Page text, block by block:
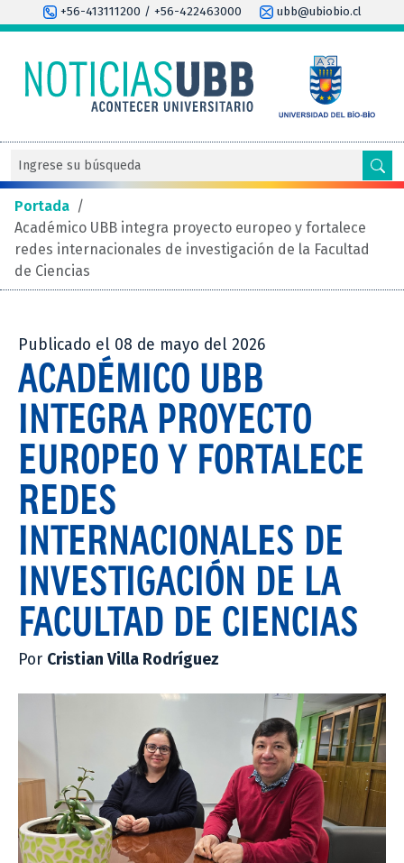
+56-413111200 / +56-422463000 ubb@ubiobio.cl
Portada /
Académico UBB integra proyecto europeo y fortalece
redes internacionales de investigación de la Facultad
de Ciencias
Publicado el 08 de mayo del 2026
ACADÉMICO UBB
INTEGRA PROYECTO
EUROPEO Y FORTALECE
REDES
INTERNACIONALES DE
INVESTIGACIÓN DE LA
FACULTAD DE CIENCIAS
Por Cristian Villa Rodríguez